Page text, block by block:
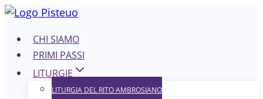
Salta
contenutoCHI SIAMO
PRIMI PASSI
LITURGIE
LITURGIA DEL RITO AMBROSIANO